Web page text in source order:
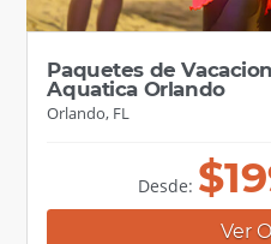
Paquetes de
Aquatica Orlando
Orlando, FL
Desde: $
Ver